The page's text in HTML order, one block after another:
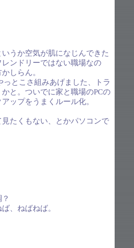
うか空気が肌になじんできた
ンドリーではない職場なの
しらん。
っとこさ組みあげました、トラ
と。ついでに家と職場のPCの
ップをうまくルール化。
見たくもない、とかパソコンで
、ねばねば。